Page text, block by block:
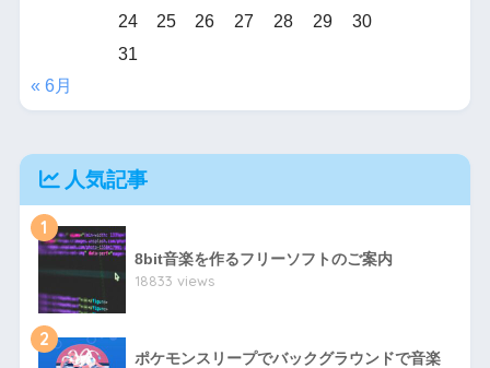
24
25 26 27 28 29
30
31
« 6月
人気記事
1
8bit音楽を作るフリーソフトのご案内
18833 views
2
ポケモンスリープでバックグラウンドで音楽